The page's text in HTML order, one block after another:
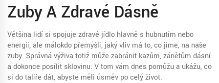
Zuby A Zdravé Dásně
Většina lidí si spojuje zdravé jídlo hlavně s hubnutím nebo
energií, ale málokdo přemýšlí, jaký vliv má to, co jíme, na naše
zuby. Správná výživa totiž může zabránit kazům, zánětům dásní
a dokonce posílit sklovinu. V tom vám dnes pomůžu a ukážu, co
si do talíře dát, abyste měli úsměv po celý život.